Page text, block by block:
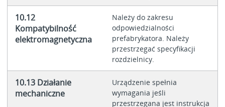
10.12
Kompatybilność
elektromagnetyczna
Należy do zakresu
odpowiedzialności
prefabrykatora. Należy
przestrzegać specyfikacji
rozdzielnicy.
10.13 Działanie
mechaniczne
Urządzenie spełnia
wymagania jeśli
przestrzegana jest instrukcja